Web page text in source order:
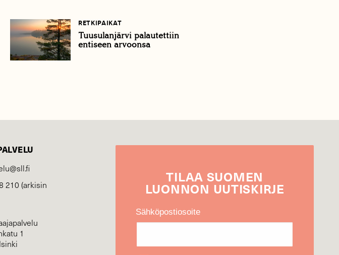
RETKIPAIKAT
Tuusulanjärvi palautettiin
entiseen arvoonsa
210 (arkisin
1
TILAA SUOMEN
LUONNON UUTIS­KIRJE
Sähköpostiosoite